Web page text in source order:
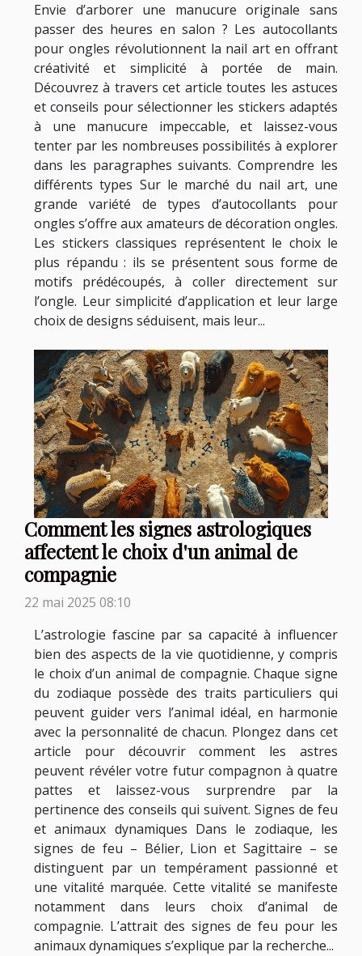
Envie d’arborer une manucure originale sans
passer des heures en salon ? Les autocollants
pour ongles révolutionnent la nail art en offrant
créativité et simplicité à portée de main.
Découvrez à travers cet article toutes les astuces
et conseils pour sélectionner les stickers adaptés
à une manucure impeccable, et laissez-vous
tenter par les nombreuses possibilités à explorer
dans les paragraphes suivants. Comprendre les
différents types Sur le marché du nail art, une
grande variété de types d’autocollants pour
ongles s’offre aux amateurs de décoration ongles.
Les stickers classiques représentent le choix le
plus répandu : ils se présentent sous forme de
motifs prédécoupés, à coller directement sur
l’ongle. Leur simplicité d’application et leur large
choix de designs séduisent, mais leur...
Comment les signes astrologiques
affectent le choix d'un animal de
compagnie
22 mai 2025 08:10
L’astrologie fascine par sa capacité à influencer
bien des aspects de la vie quotidienne, y compris
le choix d’un animal de compagnie. Chaque signe
du zodiaque possède des traits particuliers qui
peuvent guider vers l’animal idéal, en harmonie
avec la personnalité de chacun. Plongez dans cet
article pour découvrir comment les astres
peuvent révéler votre futur compagnon à quatre
pattes et laissez-vous surprendre par la
pertinence des conseils qui suivent. Signes de feu
et animaux dynamiques Dans le zodiaque, les
signes de feu – Bélier, Lion et Sagittaire – se
distinguent par un tempérament passionné et
une vitalité marquée. Cette vitalité se manifeste
notamment dans leurs choix d’animal de
compagnie. L’attrait des signes de feu pour les
animaux dynamiques s’explique par la recherche...